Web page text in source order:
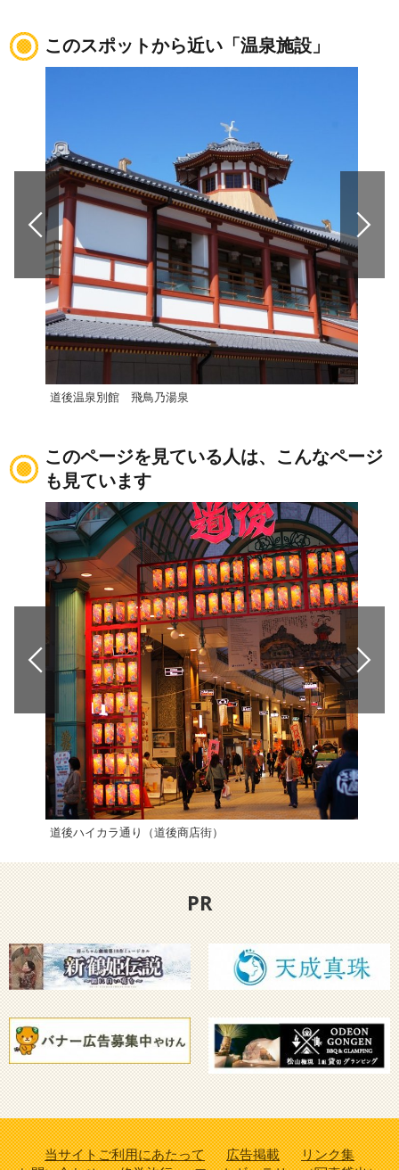
このスポットから近い「温泉施設」
道後温泉別館 飛鳥乃湯泉
このページを見ている人は、こんなページ
も見ています
道後ハイカラ通り（道後商店街）
PR
当サイトご利用にあたって 広告掲載
リンク集